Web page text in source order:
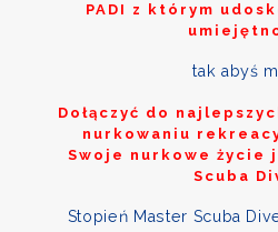
PADI z którym
tak abyś
Dołączyć do
nurkowaniu
Swoje nurkowe życie
Scuba
Stopień Master Scuba